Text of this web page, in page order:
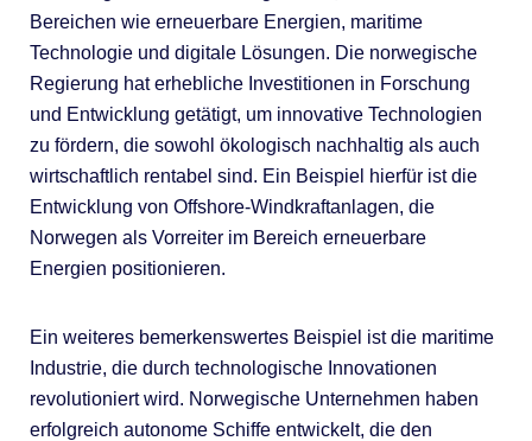
Bereichen wie erneuerbare Energien, maritime
Technologie und digitale Lösungen. Die norwegische
Regierung hat erhebliche Investitionen in Forschung
und Entwicklung getätigt, um innovative Technologien
zu fördern, die sowohl ökologisch nachhaltig als auch
wirtschaftlich rentabel sind. Ein Beispiel hierfür ist die
Entwicklung von Offshore-Windkraftanlagen, die
Norwegen als Vorreiter im Bereich erneuerbare
Energien positionieren.
Ein weiteres bemerkenswertes Beispiel ist die maritime
Industrie, die durch technologische Innovationen
revolutioniert wird. Norwegische Unternehmen haben
erfolgreich autonome Schiffe entwickelt, die den